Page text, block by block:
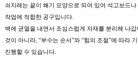
쇠지레는 끝이 쐐기 모양으로 되어 있어 석고보드
작업에 적합한 공구입니다.
벽에 균열을 내면서 조심스럽게 자재를 분리해 나
것이 아니라, “부수는 순서”와 “힘의 조절”에 따라
진행할 수 있습니다.